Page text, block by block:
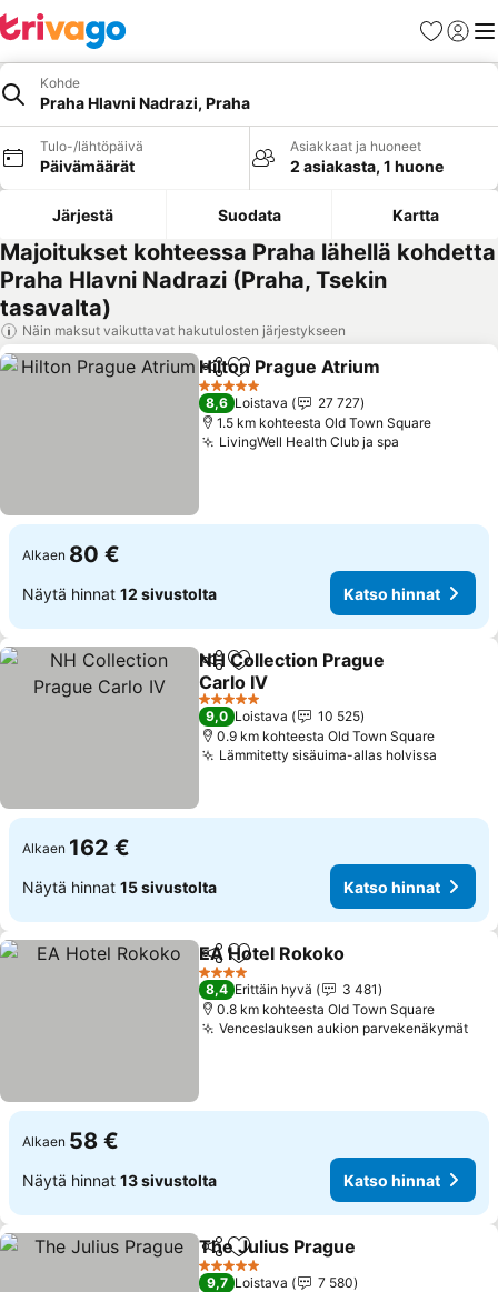
Suosikit
Kohde
Praha Hlavni Nadrazi, Praha
Tulo-/lähtöpäivä
Päivämäärät
Asiakkaat ja huoneet
2 asiakasta, 1 huone
Järjestä Suodata Kartta
Majoitukset kohteessa Praha lähellä kohdetta
Praha Hlavni Nadrazi (Praha, Tsekin
tasavalta)
Näin maksut vaikuttavat hakutulosten järjestykseen
Jaa Lisää suosikkeihin
Hilton Prague Atrium
5 Tähtiluokitus
8,6 Loistava
27 727
1.5 km kohteesta Old Town Square
LivingWell Health Club ja spa
Alkaen 80 €
Näytä hinnat 12 sivustolta Katso hinnat
Jaa Lisää suosikkeihin
NH Collection Prague
Carlo IV
5 Tähtiluokitus
9,0 Loistava
10 525
0.9 km kohteesta Old Town Square
Lämmitetty sisäuima-allas holvissa
Alkaen 162 €
Näytä hinnat 15 sivustolta Katso hinnat
Jaa Lisää suosikkeihin
EA Hotel Rokoko
4 Tähtiluokitus
8,4 Erittäin hyvä
3 481
0.8 km kohteesta Old Town Square
Venceslauksen aukion parvekenäkymät
Alkaen 58 €
Näytä hinnat 13 sivustolta Katso hinnat
Jaa Lisää suosikkeihin
The Julius Prague
5 Tähtiluokitus
9,7 Loistava
7 580